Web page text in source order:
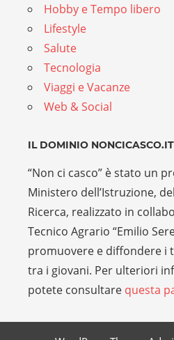
Hobby e Tempo libero
Lifestyle
Salute
Tecnologia
Viaggi e Vacanze
Web & Social
IL DOMINIO NONCICASCO.IT
“Non ci casco” è stato un
Ministero dell’Istruzione,
Ricerca, realizzato in
Tecnico Agrario “Emilio
promuovere e diffondere i
tra i giovani. Per ulteriori
potete consultare questa